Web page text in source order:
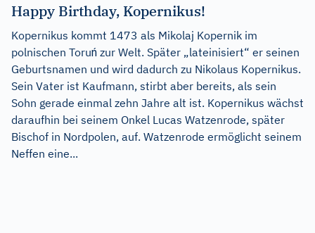
Happy Birthday, Kopernikus!
Kopernikus kommt 1473 als Mikolaj Kopernik im
polnischen Toruń zur Welt. Später „lateinisiert“ er seinen
Geburtsnamen und wird dadurch zu Nikolaus Kopernikus.
Sein Vater ist Kaufmann, stirbt aber bereits, als sein
Sohn gerade einmal zehn Jahre alt ist. Kopernikus wächst
daraufhin bei seinem Onkel Lucas Watzenrode, später
Bischof in Nordpolen, auf. Watzenrode ermöglicht seinem
Neffen eine...